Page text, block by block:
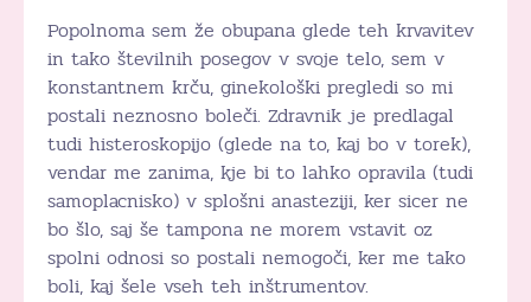
Popolnoma sem že obupana glede teh krvavitev
in tako številnih posegov v svoje telo, sem v
konstantnem krču, ginekološki pregledi so mi
postali neznosno boleči. Zdravnik je predlagal
tudi histeroskopijo (glede na to, kaj bo v torek),
vendar me zanima, kje bi to lahko opravila (tudi
samoplacnisko) v splošni anasteziji, ker sicer ne
bo šlo, saj še tampona ne morem vstavit oz
spolni odnosi so postali nemogoči, ker me tako
boli, kaj šele vseh teh inštrumentov.